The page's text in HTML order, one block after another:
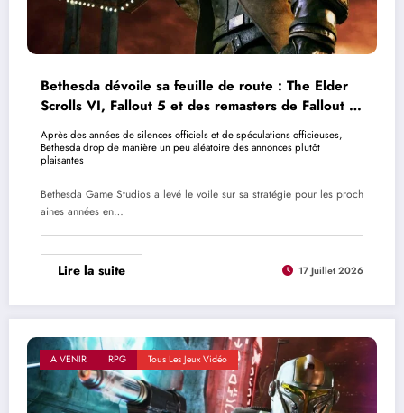
Bethesda dévoile sa feuille de route : The Elder
Scrolls VI, Fallout 5 et des remasters de Fallout 3
et New Vegas sont en route
Après des années de silences officiels et de spéculations officieuses,
Bethesda drop de manière un peu aléatoire des annonces plutôt
plaisantes
Bethesda Game Studios a levé le voile sur sa stratégie pour les proch
aines années en…
Lire la suite 17 Juillet 2026
A VENIR RPG Tous Les Jeux Vidéo